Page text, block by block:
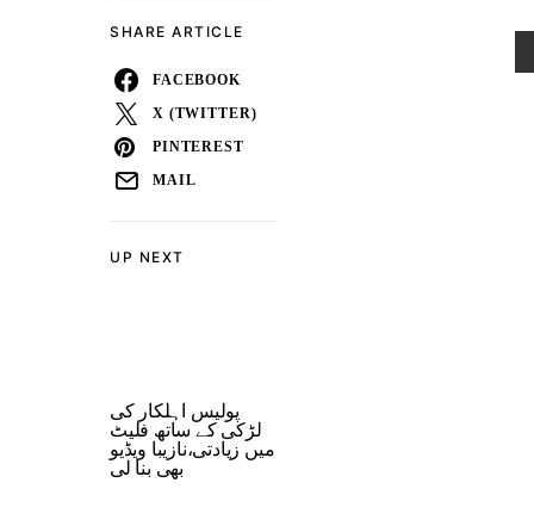
UP NEXT
پولیس اہلکار کی
لڑکی کے ساتھ فلیٹ
میں زیادتی،نازیبا ویڈیو
بھی بنا لی
SHARE ARTICLE
FACEBOOK
X (TWITTER)
PINTEREST
MAIL